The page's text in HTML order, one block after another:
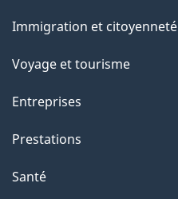
sujets
Immigration et citoyenneté
Voyage et tourisme
Entreprises
Prestations
Santé